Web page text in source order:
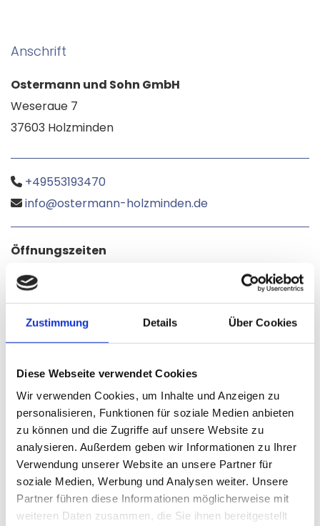
Zustimmung Details Über Cookies
Diese Webseite verwendet Cookies
Wir verwenden Cookies, um Inhalte und Anzeigen zu
personalisieren, Funktionen für soziale Medien anbieten
zu können und die Zugriffe auf unsere Website zu
analysieren. Außerdem geben wir Informationen zu Ihrer
Verwendung unserer Website an unsere Partner für
soziale Medien, Werbung und Analysen weiter. Unsere
Partner führen diese Informationen möglicherweise mit
weiteren Daten zusammen, die Sie ihnen bereitgestellt
Anschrift
Os­ter­mann und Sohn GmbH
We­ser­aue 7
37603 Holz­min­den
 +49553193470
 info@​ostermann-​holzminden.​de
Öffnungszeiten
Montag - Freitag
08:00 - 18:00
Samstag
09:00 - 12:00
Sonntag
Geschlossen
Schreiben Sie uns